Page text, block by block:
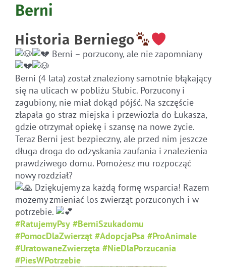
Berni
Historia Berniego
Berni – porzucony, ale nie zapomniany
Berni (4 lata) został znaleziony samotnie błąkający
się na ulicach w pobliżu Słubic. Porzucony i
zagubiony, nie miał dokąd pójść. Na szczęście
złapała go straż miejska i przewiozła do Łukasza,
gdzie otrzymał opiekę i szansę na nowe życie.
Teraz Berni jest bezpieczny, ale przed nim jeszcze
długa droga do odzyskania zaufania i znalezienia
prawdziwego domu. Pomożesz mu rozpocząć
nowy rozdział?
Dziękujemy za każdą formę wsparcia! Razem
możemy zmieniać los zwierząt porzuconych i w
potrzebie.
#RatujemyPsy #BerniSzukadomu
#PomocDlaZwierząt #AdopcjaPsa #ProAnimale
#UratowaneZwierzęta #NieDlaPorzucania
#PiesWPotrzebie